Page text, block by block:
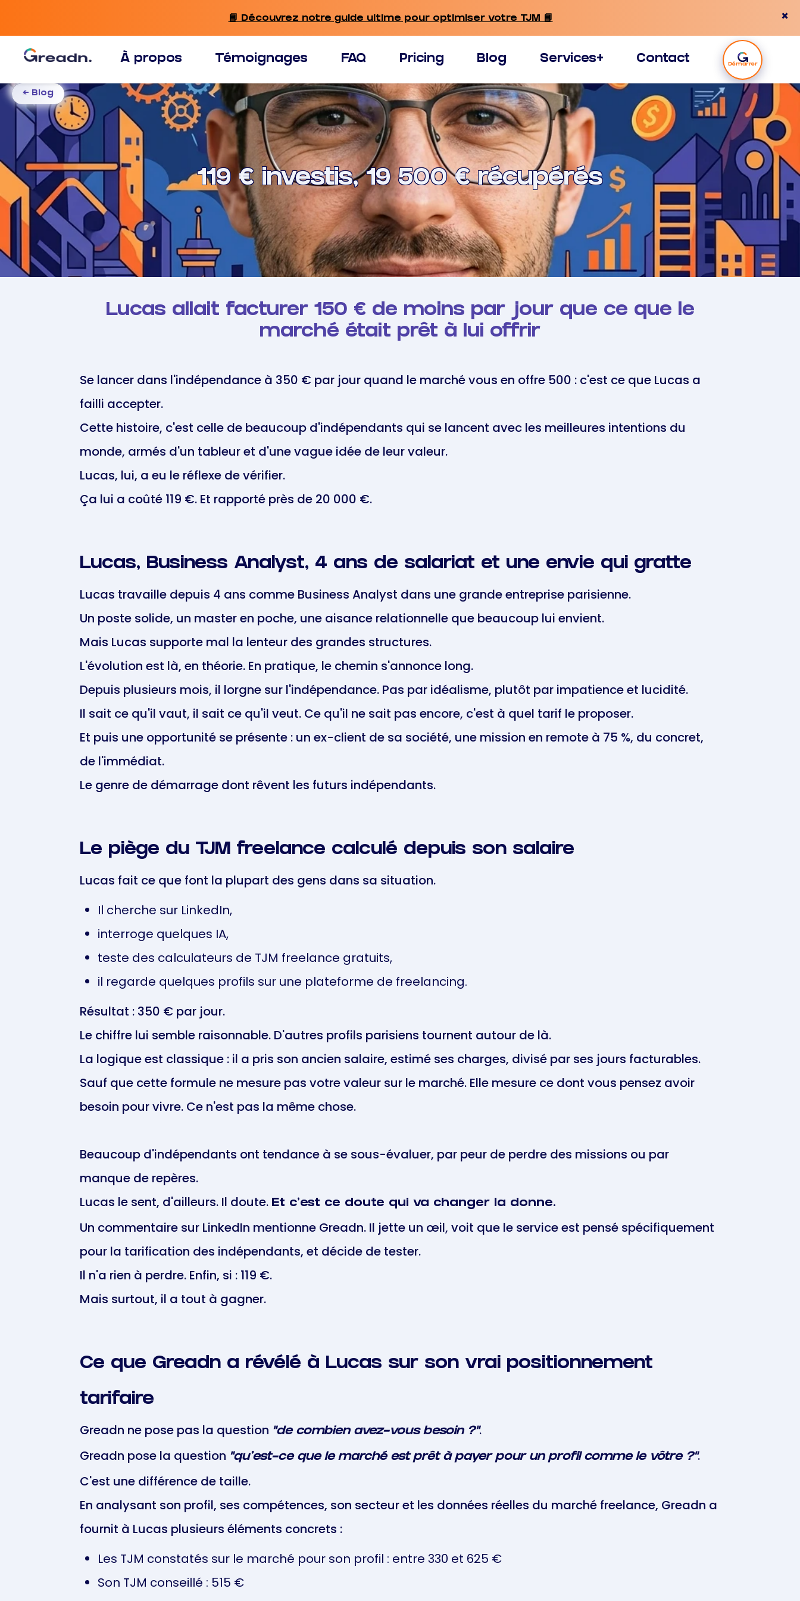
📘 Découvrez notre guide ultime pour optimiser votre TJM 📘 ×
À propos Témoignages FAQ Pricing Blog Services+ Contact Démarrer
← Blog
119 € investis, 19 500 € récupérés
Lucas allait facturer 150 € de moins par jour que ce que le
marché était prêt à lui offrir
Se lancer dans l'indépendance à 350 € par jour quand le marché vous en offre 500 : c'est ce que Lucas a
failli accepter.
Cette histoire, c'est celle de beaucoup d'indépendants qui se lancent avec les meilleures intentions du
monde, armés d'un tableur et d'une vague idée de leur valeur.
Lucas, lui, a eu le réflexe de vérifier.
Ça lui a coûté 119 €. Et rapporté près de 20 000 €.
Lucas, Business Analyst, 4 ans de salariat et une envie qui gratte
Lucas travaille depuis 4 ans comme Business Analyst dans une grande entreprise parisienne.
Un poste solide, un master en poche, une aisance relationnelle que beaucoup lui envient.
Mais Lucas supporte mal la lenteur des grandes structures.
L'évolution est là, en théorie. En pratique, le chemin s'annonce long.
Depuis plusieurs mois, il lorgne sur l'indépendance. Pas par idéalisme, plutôt par impatience et lucidité.
Il sait ce qu'il vaut, il sait ce qu'il veut. Ce qu'il ne sait pas encore, c'est à quel tarif le proposer.
Et puis une opportunité se présente : un ex-client de sa société, une mission en remote à 75 %, du concret,
de l'immédiat.
Le genre de démarrage dont rêvent les futurs indépendants.
Le piège du TJM freelance calculé depuis son salaire
Lucas fait ce que font la plupart des gens dans sa situation.
Il cherche sur LinkedIn,
interroge quelques IA,
teste des calculateurs de TJM freelance gratuits,
il regarde quelques profils sur une plateforme de freelancing.
Résultat : 350 € par jour.
Le chiffre lui semble raisonnable. D'autres profils parisiens tournent autour de là.
La logique est classique : il a pris son ancien salaire, estimé ses charges, divisé par ses jours facturables.
Sauf que cette formule ne mesure pas votre valeur sur le marché. Elle mesure ce dont vous pensez avoir
besoin pour vivre. Ce n'est pas la même chose.
Beaucoup d'indépendants ont tendance à se sous-évaluer, par peur de perdre des missions ou par
manque de repères.
Lucas le sent, d'ailleurs. Il doute. Et c'est ce doute qui va changer la donne.
Un commentaire sur LinkedIn mentionne Greadn. Il jette un œil, voit que le service est pensé spécifiquement
pour la tarification des indépendants, et décide de tester.
Il n'a rien à perdre. Enfin, si : 119 €.
Mais surtout, il a tout à gagner.
Ce que Greadn a révélé à Lucas sur son vrai positionnement
tarifaire
Greadn ne pose pas la question "de combien avez-vous besoin ?".
Greadn pose la question "qu'est-ce que le marché est prêt à payer pour un profil comme le vôtre ?".
C'est une différence de taille.
En analysant son profil, ses compétences, son secteur et les données réelles du marché freelance, Greadn a
fournit à Lucas plusieurs éléments concrets :
Les TJM constatés sur le marché pour son profil : entre 330 et 625 €
Son TJM conseillé : 515 €